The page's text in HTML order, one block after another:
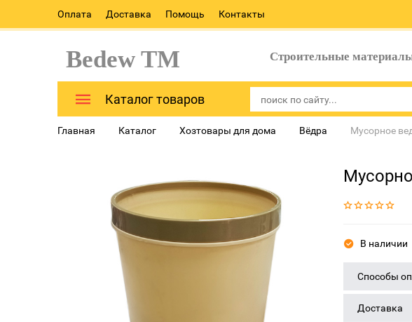
Оплата Доставка Помощь Контакты
Bedew TM Строительные
Каталог товаров
Главная Каталог Хозтовары для дома Вёдра Мусорное
В наличии
Способы
Доставка